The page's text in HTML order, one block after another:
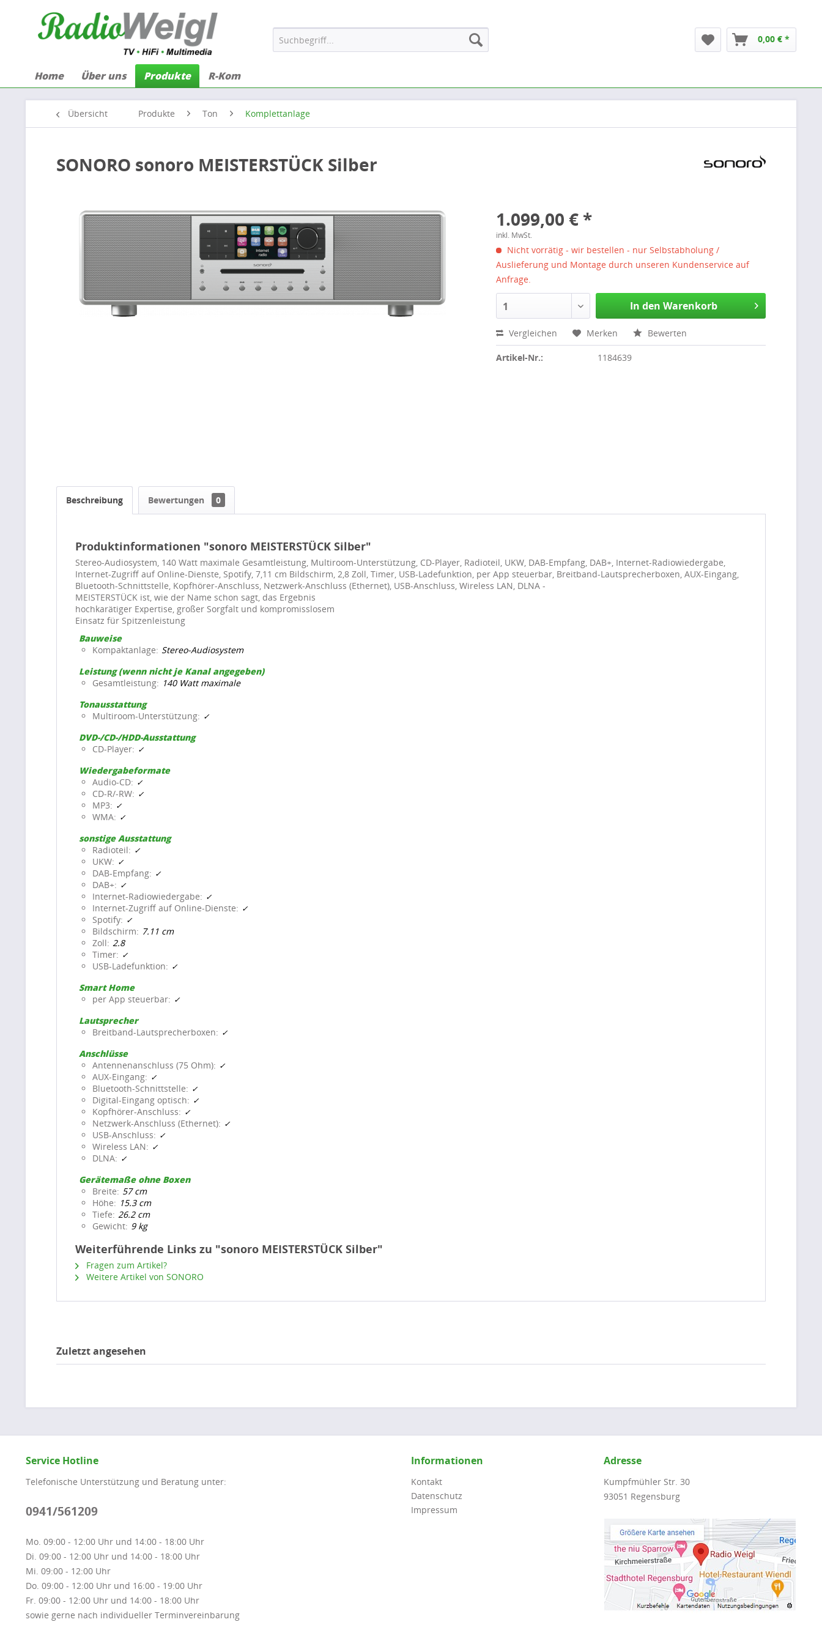
0,00 € *
Home Über uns Produkte R-Kom
Übersicht Produkte Ton Komplettanlage
SONORO sonoro MEISTERSTÜCK Silber
1.099,00 € *
inkl. MwSt.
Nicht vorrätig - wir bestellen - nur Selbstabholung /
Auslieferung und Montage durch unseren Kundenservice auf
Anfrage.
1 In den Warenkorb
Vergleichen Merken Bewerten
Artikel-Nr.: 1184639
Beschreibung Bewertungen 0
Produktinformationen "sonoro MEISTERSTÜCK Silber"
Stereo-Audiosystem, 140 Watt maximale Gesamtleistung, Multiroom-Unterstützung, CD-Player, Radioteil, UKW, DAB-Empfang, DAB+, Internet-Radiowiedergabe,
Internet-Zugriff auf Online-Dienste, Spotify, 7,11 cm Bildschirm, 2,8 Zoll, Timer, USB-Ladefunktion, per App steuerbar, Breitband-Lautsprecherboxen, AUX-Eingang,
Bluetooth-Schnittstelle, Kopfhörer-Anschluss, Netzwerk-Anschluss (Ethernet), USB-Anschluss, Wireless LAN, DLNA -
MEISTERSTÜCK ist, wie der Name schon sagt, das Ergebnis
hochkarätiger Expertise, großer Sorgfalt und kompromisslosem
Einsatz für Spitzenleistung
Bauweise
Kompaktanlage Stereo-Audiosystem
Leistung (wenn nicht je Kanal angegeben)
Gesamtleistung
140 Watt maximale
Tonausstattung
Multiroom-Unterstützung
DVD-/CD-/HDD-Ausstattung
CD-Player
Wiedergabeformate
Audio-CD
CD-R/-RW
MP3
WMA
sonstige Ausstattung
Radioteil
UKW
DAB-Empfang
DAB+
Internet-Radiowiedergabe
Internet-Zugriff auf Online-Dienste
Spotify
Bildschirm
7.11 cm
Zoll 2.8
Timer
USB-Ladefunktion
Smart Home
per App steuerbar
Lautsprecher
Breitband-Lautsprecherboxen
Anschlüsse
Antennenanschluss (75 Ohm)
AUX-Eingang
Bluetooth-Schnittstelle
Digital-Eingang optisch
Kopfhörer-Anschluss
Netzwerk-Anschluss (Ethernet)
USB-Anschluss
Wireless LAN
DLNA
Gerätemaße ohne Boxen
Breite 57 cm
Höhe
15.3 cm
Tiefe 26.2 cm
Gewicht 9 kg
Weiterführende Links zu "sonoro MEISTERSTÜCK Silber"
Fragen zum Artikel?
Weitere Artikel von SONORO
Zuletzt angesehen
Service Hotline
Telefonische Unterstützung und Beratung unter:
0941/561209
Mo. 09:00 - 12:00 Uhr und 14:00 - 18:00 Uhr
Di. 09:00 - 12:00 Uhr und 14:00 - 18:00 Uhr
Mi. 09:00 - 12:00 Uhr
Do. 09:00 - 12:00 Uhr und 16:00 - 19:00 Uhr
Fr. 09:00 - 12:00 Uhr und 14:00 - 18:00 Uhr
sowie gerne nach individueller Terminvereinbarung
Informationen
Kontakt
Datenschutz
Impressum
Adresse
Kumpfmühler Str. 30
93051 Regensburg